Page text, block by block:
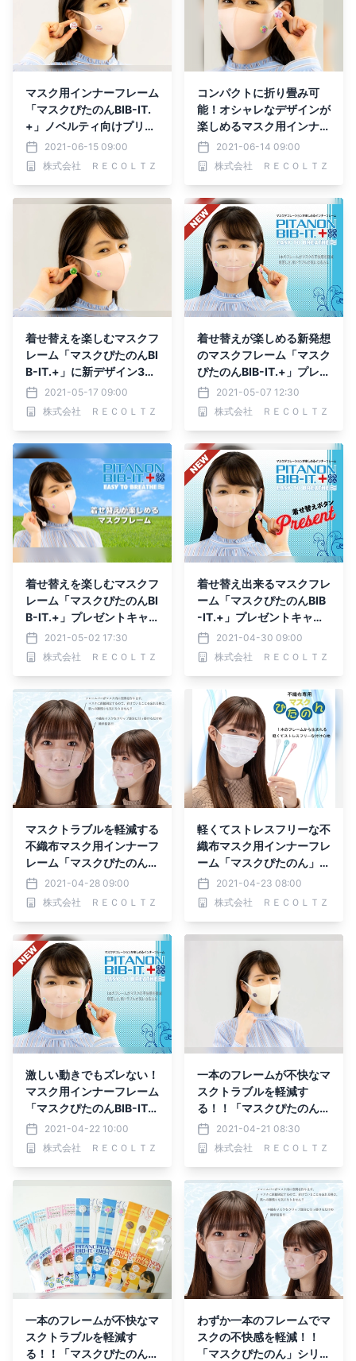
マスク用インナーフレーム
「マスクぴたのんBIB-IT.
+」ノベルティ向けプリン
トサービスを開始
2021-06-15 09:00
株式会社 ＲＥＣＯＬＴＺ
コンパクトに折り畳み可
能！オシャレなデザインが
楽しめるマスク用インナー
フレーム「マスクぴたのん
BIB-IT.+」
2021-06-14 09:00
株式会社 ＲＥＣＯＬＴＺ
着せ替えを楽しむマスクフ
レーム「マスクぴたのんBI
B-IT.+」に新デザイン30
種登場2021-05-17 09:00
株式会社 ＲＥＣＯＬＴＺ
着せ替えが楽しめる新発想
のマスクフレーム「マスク
ぴたのんBIB-IT.+」プレゼ
ントキャンペーン開催中
2021-05-07 12:30
株式会社 ＲＥＣＯＬＴＺ
着せ替えを楽しむマスクフ
レーム「マスクぴたのんBI
B-IT.+」プレゼントキャ
ンペーン開催中
2021-05-02 17:30
株式会社 ＲＥＣＯＬＴＺ
着せ替え出来るマスクフレ
ーム「マスクぴたのんBIB
-IT.+」プレゼントキャン
ペーン開催
2021-04-30 09:00
株式会社 ＲＥＣＯＬＴＺ
マスクトラブルを軽減する
不織布マスク用インナーフ
レーム「マスクぴたのん」
がリニューアル
2021-04-28 09:00
株式会社 ＲＥＣＯＬＴＺ
軽くてストレスフリーな不
織布マスク用インナーフレ
ーム「マスクぴたのん」が
リニューアル
2021-04-23 08:00
株式会社 ＲＥＣＯＬＴＺ
激しい動きでもズレない！
マスク用インナーフレーム
「マスクぴたのんBIB-IT.
+」24柄＋カスタマイズデ
ザインを発売
2021-04-22 10:00
株式会社 ＲＥＣＯＬＴＺ
一本のフレームが不快なマ
スクトラブルを軽減す
る！！「マスクぴたのんBI
B-IT.+」24柄発売
2021-04-21 08:30
株式会社 ＲＥＣＯＬＴＺ
一本のフレームが不快なマ
スクトラブルを軽減す
る！！「マスクぴたのん」
わずか一本のフレームでマ
スクの不快感を軽減！！
「マスクぴたのん」シリー